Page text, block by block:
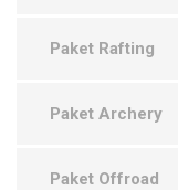
Paket Rafting
Paket Archery
Paket Offroad